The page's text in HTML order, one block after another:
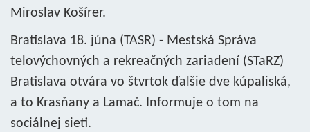
Miroslav Košírer.
Bratislava 18. júna (TASR) - Mestská Správa
telovýchovných a rekreačných zariadení (STaRZ)
Bratislava otvára vo štvrtok ďalšie dve kúpaliská,
a to Krasňany a Lamač. Informuje o tom na
sociálnej sieti.